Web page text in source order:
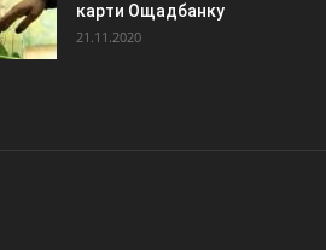
карти Ощадбанку
21.11.2020